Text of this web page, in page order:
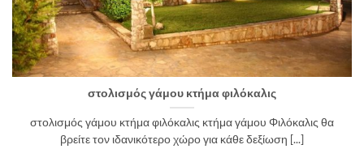
στολισμός γάμου κτήμα φιλόκαλις
στολισμός γάμου κτήμα φιλόκαλις κτήμα γάμου Φιλόκαλις θα
βρείτε τον ιδανικότερο χώρο για κάθε δεξίωση [...]